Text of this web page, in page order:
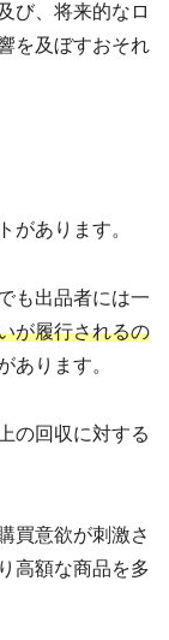
び、将来的なロ
を及ぼすおそれ
があります。
も出品者には一
が履行されるの
あります。
の回収に対する
買意欲が刺激さ
高額な商品を多